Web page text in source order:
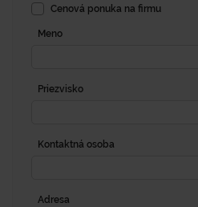
Cenová ponuka na firmu
Meno
Priezvisko
Kontaktná osoba
Adresa